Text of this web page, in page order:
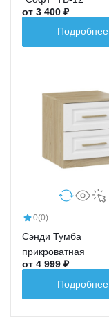
от 3 400 ₽
Подробнее
0(0)
Сэнди Тумба
прикроватная
от 4 999 ₽
Подробнее